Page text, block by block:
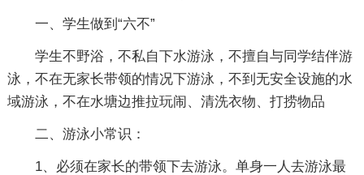
一、学生做到“六不”
学生不野浴，不私自下水游泳，不擅自与同学结伴游
泳，不在无家长带领的情况下游泳，不到无安全设施的水
域游泳，不在水塘边推拉玩闹、清洗衣物、打捞物品
二、游泳小常识：
1、必须在家长的带领下去游泳。单身一人去游泳最